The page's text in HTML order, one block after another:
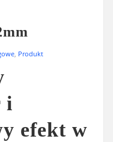
, Produkt
i
efekt w